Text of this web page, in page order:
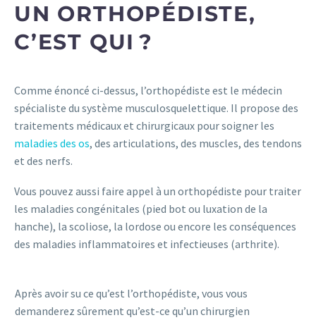
UN ORTHOPÉDISTE,
C’EST QUI ?
Comme énoncé ci-dessus, l’orthopédiste est le médecin
spécialiste du système musculosquelettique. Il propose des
traitements médicaux et chirurgicaux pour soigner les
maladies des os, des articulations, des muscles, des tendons
et des nerfs.
Vous pouvez aussi faire appel à un orthopédiste pour traiter
les maladies congénitales (pied bot ou luxation de la
hanche), la scoliose, la lordose ou encore les conséquences
des maladies inflammatoires et infectieuses (arthrite).
Après avoir su ce qu’est l’orthopédiste, vous vous
demanderez sûrement qu’est-ce qu’un chirurgien